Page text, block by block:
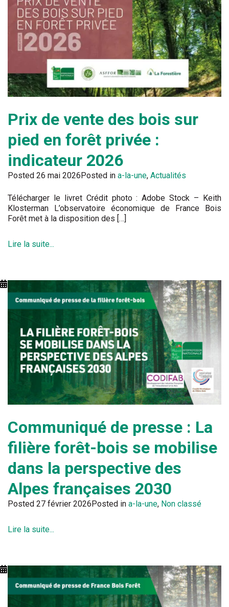
Prix de vente des bois sur
pied en forêt privée :
indicateur 2026
Posted 26 mai 2026Posted in a-la-une, Actualités
Télécharger le livret Crédit photo : Adobe Stock – Keith
Klosterman L’observatoire économique de France Bois
Forêt met à la disposition des […]
Lire la suite...
Communiqué de presse : La
filière forêt-bois se mobilise
dans la perspective des
Alpes françaises 2030
Posted 27 février 2026 Posted in a-la-une, Non classé
Lire la suite...